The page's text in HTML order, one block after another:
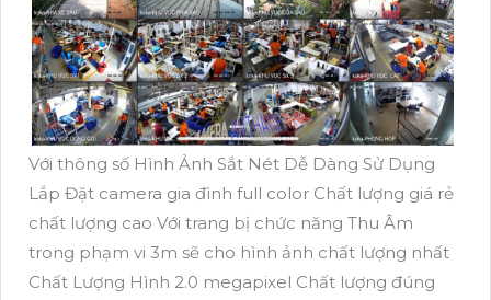
Với thông số Hình Ảnh Sắt Nét Dễ Dàng Sử Dụng
Lắp Đặt camera gia đình full color Chất lượng giá rẻ
chất lượng cao Với trang bị chức năng Thu Âm
trong phạm vi 3m sẽ cho hình ảnh chất lượng nhất
Chất Lượng Hình 2.0 megapixel Chất lượng đúng